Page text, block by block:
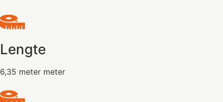
Lengte
6,35 meter meter